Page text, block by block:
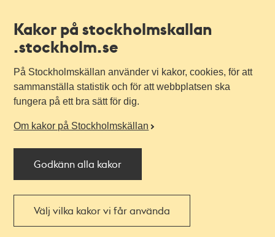
Kakor på stockholmskallan
.stockholm.se
På Stockholmskällan använder vi kakor, cookies, för att
sammanställa statistik och för att webbplatsen ska
fungera på ett bra sätt för dig.
Om kakor på Stockholmskällan
Godkänn alla kakor
Välj vilka kakor vi får använda